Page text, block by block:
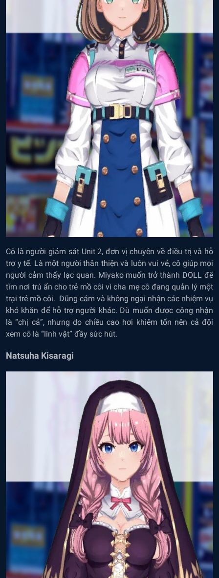
Cô là người giám sát Unit 2, đơn vị chuyên về điều trị và hỗ
trợ y tế. Là một người thân thiện và luôn vui vẻ, cô giúp mọi
người cảm thấy lạc quan. Miyako muốn trở thành DOLL để
tìm nơi trú ẩn cho trẻ mồ côi vì cha mẹ cô đang quản lý một
trại trẻ mồ côi. Dũng cảm và không ngại nhận các nhiệm vụ
khó khăn để hỗ trợ người khác. Dù muốn được công nhận
là “chị cả”, nhưng do chiều cao hơi khiêm tốn nên cả đội
xem cô là “linh vật” đầy sức hút.
Natsuha Kisaragi